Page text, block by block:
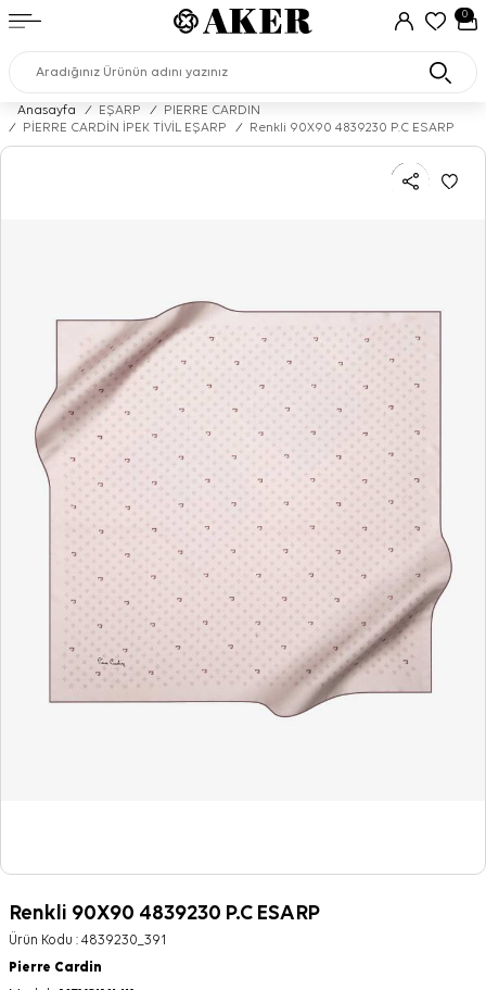
0
Anasayfa / EŞARP /
PIERRE CARDIN
/
PİERRE CARDİN İPEK TİVİL EŞARP / Renkli 90X90 4839230 P.C ESARP
Renkli 90X90 4839230 P.C ESARP
Ürün Kodu : 4839230_391
Pierre Cardin